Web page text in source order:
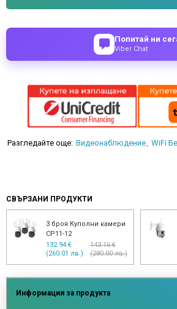
Попитай ни
Viber Chat
Разгледайте още: Видеонаблюдение WiFi
СВЪРЗАНИ ПРОДУКТИ
3 броя Куполни камери
CP11-12
132.94 €
(260.01 лв.)
143.16 €
(280.00 лв.)
Информация за продукта